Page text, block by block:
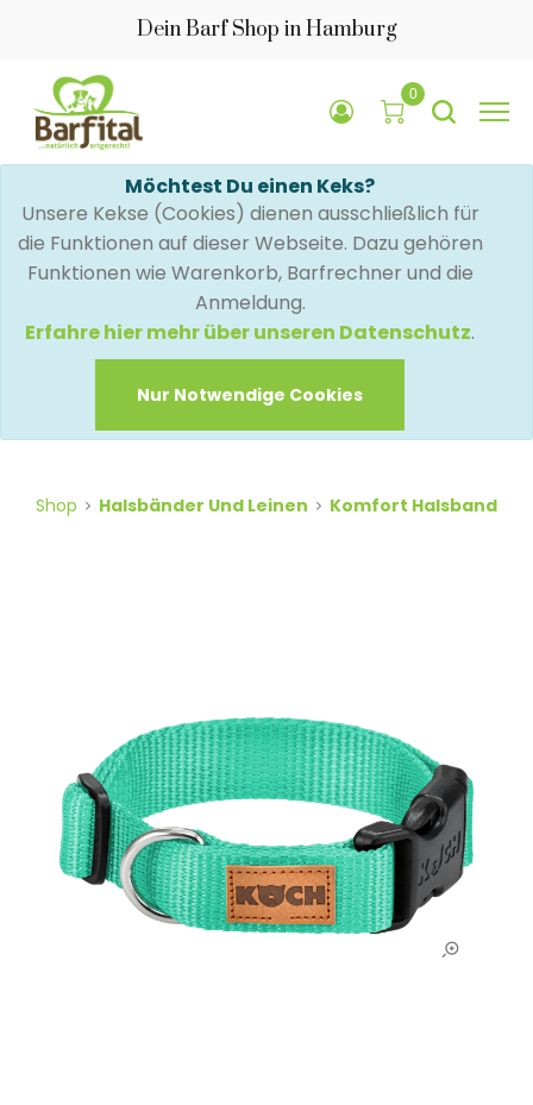
Dein Barf Shop in Hamburg
0
Möchtest Du einen Keks?
Unsere Kekse (Cookies) dienen ausschließlich für
die Funktionen auf dieser Webseite. Dazu gehören
Funktionen wie Warenkorb, Barfrechner und die
Anmeldung.
Erfahre hier mehr über unseren Datenschutz.
Nur Notwendige Cookies
Shop Halsbänder Und Leinen Komfort Halsband